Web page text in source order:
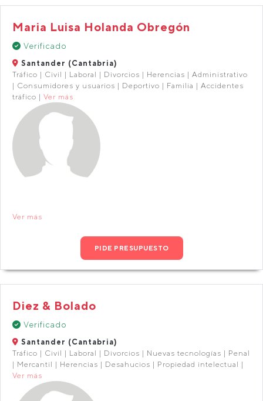
Maria Luisa Holanda Obregón
Verificado
Santander (Cantabria)
Tráfico | Civil | Laboral | Divorcios | Herencias | Administrativo
| Consumidores y usuarios | Deportivo | Familia | Accidentes
tráfico | Ver más
Ver más
PIDE PRESUPUESTO
Diez & Bolado
Verificado
Santander (Cantabria)
Tráfico | Civil | Laboral | Divorcios | Nuevas tecnologías | Penal
| Mercantil | Herencias | Desahucios | Propiedad intelectual |
Ver más